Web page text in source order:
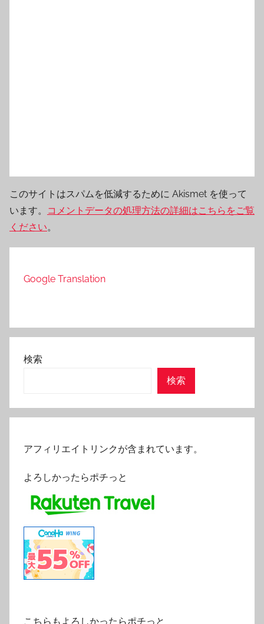
このサイトはスパムを低減するために Akismet を使って
います。
コメントデータの処理方法の詳細はこちらをご覧
ください。
Google Translation
検索
検索
アフィリエイトリンクが含まれています。
よろしかったらポチっと
こちらもよろしかったらポチっと